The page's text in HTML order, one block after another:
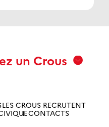
un Crous
LES CROUS RECRUTENT
CONTACTS